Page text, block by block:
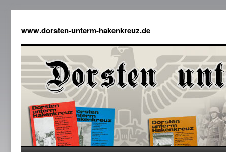
www.dorsten-unterm-hakenkreuz.de